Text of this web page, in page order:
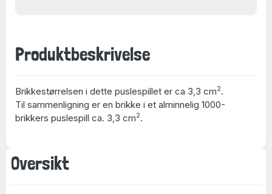
Oversikt
Produktbeskrivelse
Brikkestørrelsen i dette puslespillet er ca 3,3 cm2.
Til sammenligning er en brikke i et alminnelig 1000-
brikkers puslespill ca. 3,3 cm2.